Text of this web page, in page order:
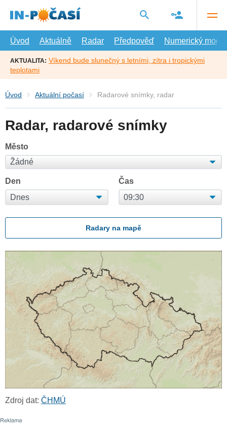
hlavní
Úvod
Aktuálně Radar Předpověď Numerický model
AKTUALITA: Víkend bude slunečný s letními, zítra i tropickými
teplotami
Úvod Aktuální počasí Radarové snímky, radar
Radar, radarové snímky
Město
Den Čas
Radary na mapě
Zdroj dat: ČHMÚ